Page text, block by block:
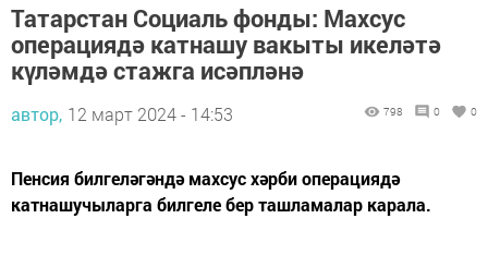
Татарстан Социаль фонды: Махсус
операциядә катнашу вакыты икеләтә
күләмдә стажга исәпләнә
автор, 12 март 2024 - 14:53 798 0 0
Пенсия билгеләгәндә махсус хәрби операциядә
катнашучыларга билгеле бер ташламалар карала.